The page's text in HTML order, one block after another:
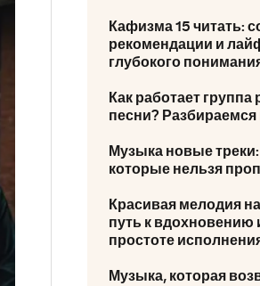
Кафизма 15 читать:
рекомендации и
глубокого
Как работает группа
песни? Разбираемся
Музыка новые
которые нельзя
Красивая мелодия
путь к вдохновению
простоте
Музыка, которая